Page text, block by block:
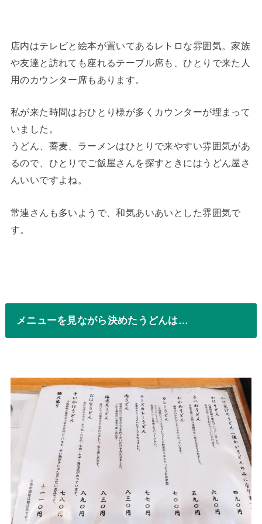
店内はテレビと絵本が置いてあるレトロな雰囲気。家族
や友達と訪れても座れるテーブル席も、ひとりで来た人
用のカウンター席もあります。
私が来た時間はおひとり様が多くカウンターが埋まって
いました。
うどん、蕎麦、ラーメンはひとりで来やすい雰囲気があ
るので、ひとりでご飯屋さんを探すときにはうどん屋さ
んいいですよね。
常連さんも多いようで、和気あいあいとした雰囲気で
す。
メニューを見ながら決めたうどんは…